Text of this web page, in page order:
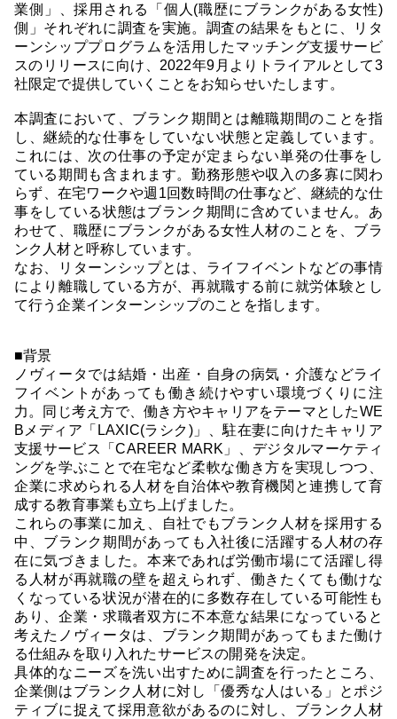
業側」、採用される「個人(職歴にブランクがある女性)
側」それぞれに調査を実施。調査の結果をもとに、リタ
ーンシッププログラムを活用したマッチング支援サービ
スのリリースに向け、2022年9月よりトライアルとして3
社限定で提供していくことをお知らせいたします。
本調査において、ブランク期間とは離職期間のことを指
し、継続的な仕事をしていない状態と定義しています。
これには、次の仕事の予定が定まらない単発の仕事をし
ている期間も含まれます。勤務形態や収入の多寡に関わ
らず、在宅ワークや週1回数時間の仕事など、継続的な仕
事をしている状態はブランク期間に含めていません。あ
わせて、職歴にブランクがある女性人材のことを、ブラ
ンク人材と呼称しています。
なお、リターンシップとは、ライフイベントなどの事情
により離職している方が、再就職する前に就労体験とし
て行う企業インターンシップのことを指します。
■背景
ノヴィータでは結婚・出産・自身の病気・介護などライ
フイベントがあっても働き続けやすい環境づくりに注
力。同じ考え方で、働き方やキャリアをテーマとしたWE
Bメディア「LAXIC(ラシク)」、駐在妻に向けたキャリア
支援サービス「CAREER MARK」、デジタルマーケティ
ングを学ぶことで在宅など柔軟な働き方を実現しつつ、
企業に求められる人材を自治体や教育機関と連携して育
成する教育事業も立ち上げました。
これらの事業に加え、自社でもブランク人材を採用する
中、ブランク期間があっても入社後に活躍する人材の存
在に気づきました。本来であれば労働市場にて活躍し得
る人材が再就職の壁を超えられず、働きたくても働けな
くなっている状況が潜在的に多数存在している可能性も
あり、企業・求職者双方に不本意な結果になっていると
考えたノヴィータは、ブランク期間があってもまた働け
る仕組みを取り入れたサービスの開発を決定。
具体的なニーズを洗い出すために調査を行ったところ、
企業側はブランク人材に対し「優秀な人はいる」とポジ
ティブに捉えて採用意欲があるのに対し、ブランク人材